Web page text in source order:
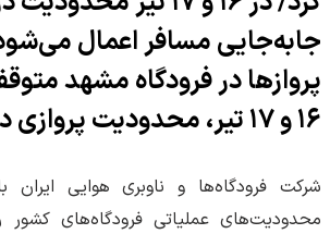
پرواز‌ها در فرودگاه مشهد
۱۶ و ۱۷ تیر، محدودیت پروازی در محدوده قم
شرکت فرودگاه‌ها و ناوبری هوایی ایران
محدودیت‌های عملیاتی فرودگاه‌های کشور